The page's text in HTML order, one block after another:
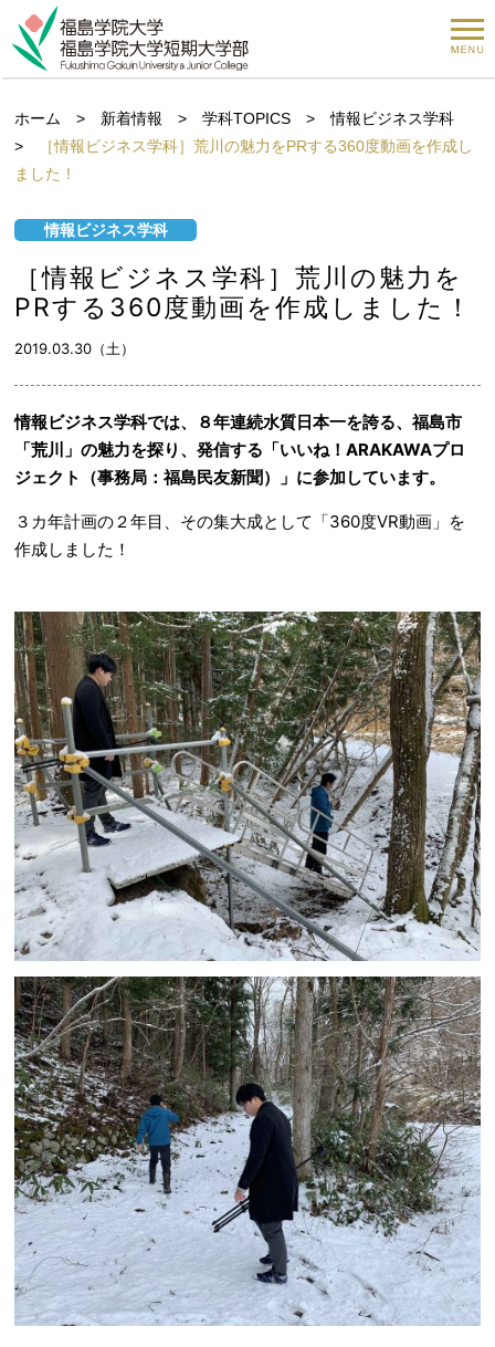
ホーム > 新着情報 >学科TOPICS >情報ビジネス学科
>
［情報ビジネス学科］荒川の魅力をPRする360度動画を作成し
ました！
情報ビジネス学科
［情報ビジネス学科］荒川の魅力を
PRする360度動画を作成しました！
2019.03.30（土）
情報ビジネス学科では、８年連続水質日本一を誇る、福島市
「荒川」の魅力を探り、発信する「いいね！ARAKAWAプロ
ジェクト（事務局：福島民友新聞）」に参加しています。
３カ年計画の２年目、その集大成として「360度VR動画」を
作成しました！